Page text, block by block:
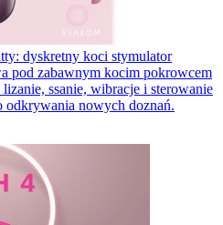
dyskretny koci stymulator
pod zabawnym kocim pokrowcem
ssanie, wibracje i sterowanie
odkrywania nowych doznań.